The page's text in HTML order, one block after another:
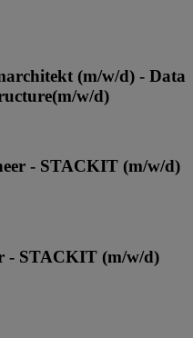
(m/w/d) - Data
(m/w/d)
- STACKIT (m/w/d)
- STACKIT (m/w/d)